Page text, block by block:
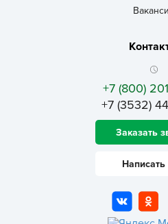
+7 (800)
+7 (3532)
Заказать